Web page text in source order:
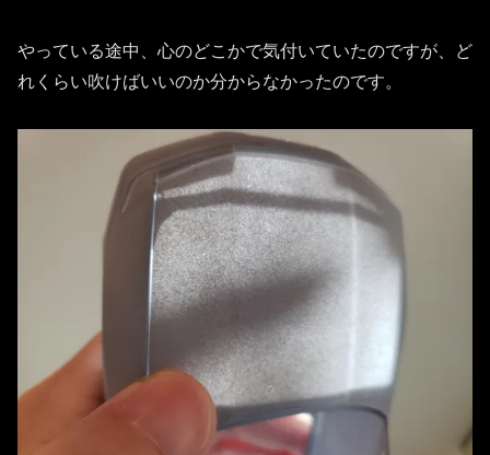
やっている途中、心のどこかで気付いていたのですが、ど
れくらい吹けばいいのか分からなかったのです。